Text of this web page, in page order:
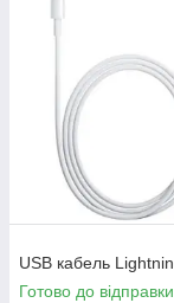
USB кабель
Готово до відправки